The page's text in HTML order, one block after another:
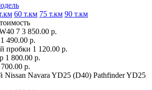
60 т.км 75 т.км 90 т.км
7 3 850.00 р.
1 490.00 р.
пробки 1 120.00 р.
1 800.00 р.
р.
Navara YD25 (D40) Pathfinder YD25